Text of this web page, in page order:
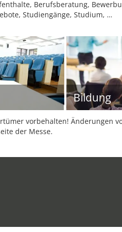
Berufsberatung,
Studiengänge, Studium, …
Bildung
vorbehalten! Änderungen
der Messe.